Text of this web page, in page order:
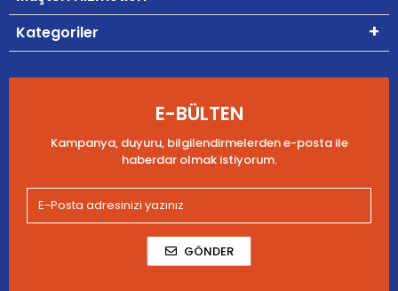
Kategoriler
E-BÜLTEN
Kampanya, duyuru, bilgilendirmelerden e-posta ile
haberdar olmak istiyorum.
GÖNDER